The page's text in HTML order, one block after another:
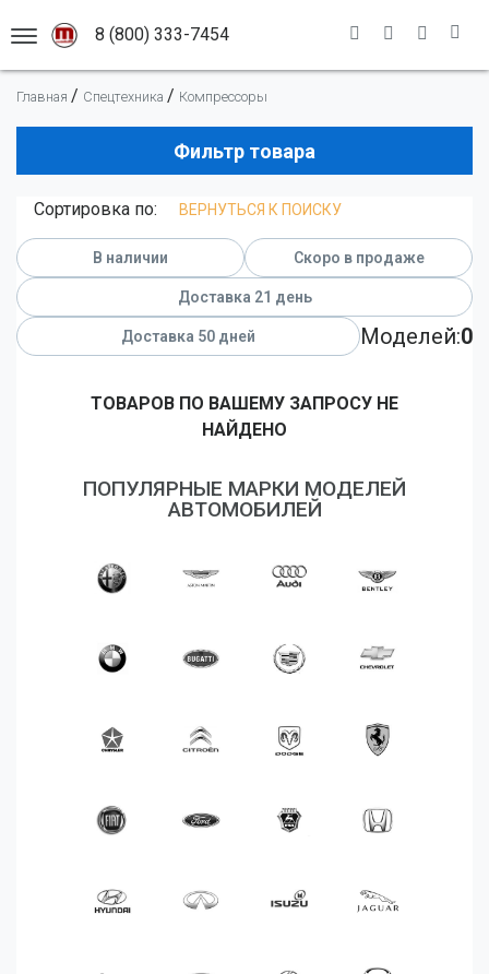
8 (800) 333-7454
Главная / Спецтехника / Компрессоры
Фильтр товара
Сортировка по: ВЕРНУТЬСЯ К ПОИСКУ
В наличии Скоро в продаже
Доставка 21 день
Доставка 50 дней Моделей:0
ТОВАРОВ ПО ВАШЕМУ ЗАПРОСУ НЕ
НАЙДЕНО
ПОПУЛЯРНЫЕ МАРКИ МОДЕЛЕЙ
АВТОМОБИЛЕЙ
МОДЕЛЕЙ
Премиальные модели
Легковые автомобили
Гоночные автомобили
Грузовые автомобили
Военная техника
Аксессуары
1:12
Адрес магазина
Информация
Правила